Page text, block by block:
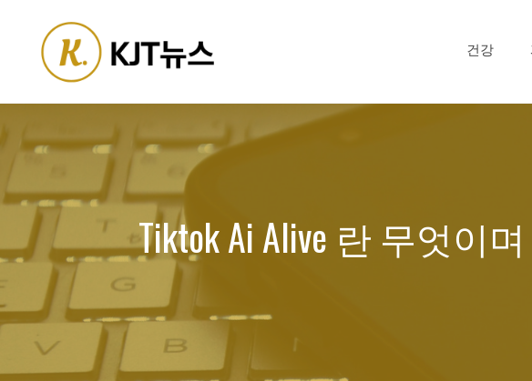
content
건강
Tiktok Ai Alive 란 무엇이